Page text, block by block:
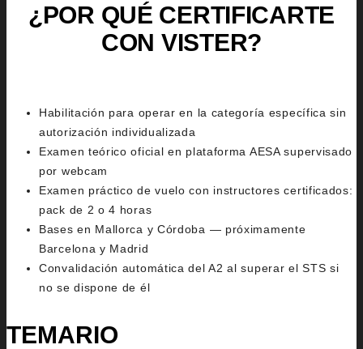
¿POR QUÉ CERTIFICARTE
CON VISTER?
Habilitación para operar en la categoría específica sin
autorización individualizada
Examen teórico oficial en plataforma AESA supervisado
por webcam
Examen práctico de vuelo con instructores certificados:
pack de 2 o 4 horas
Bases en Mallorca y Córdoba — próximamente
Barcelona y Madrid
Convalidación automática del A2 al superar el STS si
no se dispone de él
TEMARIO